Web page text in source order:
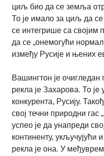
циљ био да се земља
То је имало за циљ да
се интегрише са својим
да се „онемогући
између Русије и њених
Вашингтон је очигледан
рекла је Захарова. То
конкурента, Русију.
свој течни природни гас
успео је да унапреди
континенту, укључујући и
рекла је она. У